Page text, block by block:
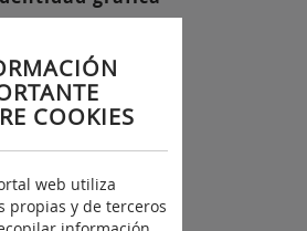
COOKIES
web utiliza
propias y de terceros